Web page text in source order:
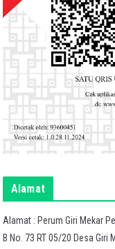
Alamat
Alamat : Perum Giri Mekar
B No. 73 RT 05/20 Desa Giri